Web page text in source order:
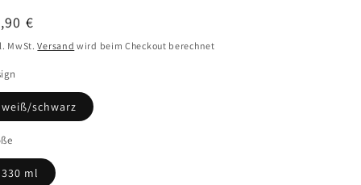
€
MwSt.Versand wird beim Checkout berechnet
weiß/schwarz
330 ml